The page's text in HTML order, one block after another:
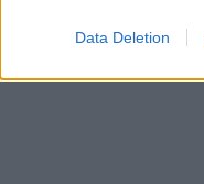
Data Deletion